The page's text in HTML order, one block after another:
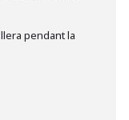
pendant la